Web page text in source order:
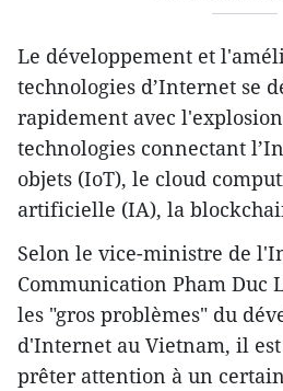
Le développement et
technologies d’Internet se
rapidement avec
technologies connectant
objets (IoT), le cloud
artificielle (IA), la
Selon le vice-ministre de
Communication Pham Duc
les "gros problèmes" du
d'Internet au Vietnam, il est
prêter attention à un